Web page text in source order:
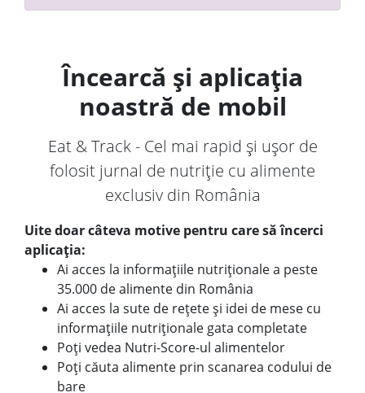
Încearcă și aplicația
noastră de mobil
Eat & Track - Cel mai rapid și ușor de
folosit jurnal de nutriție cu alimente
exclusiv din România
Uite doar câteva motive pentru care să încerci
aplicația:
Ai acces la informațiile nutriționale a peste
35.000 de alimente din România
Ai acces la sute de rețete și idei de mese cu
informațiile nutriționale gata completate
Poți vedea Nutri-Score-ul alimentelor
Poți căuta alimente prin scanarea codului de
bare